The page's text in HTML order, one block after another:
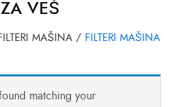
VEŠ
MAŠINA / FILTERI MAŠINA
matching your